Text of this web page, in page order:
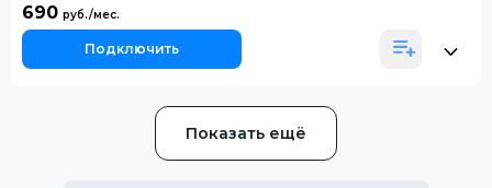
690
Подключить
Показать ещё